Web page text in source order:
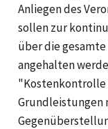
Anliegen des
sollen zur
über die
angehalten
"Kostenkontrolle
Grundleistungen